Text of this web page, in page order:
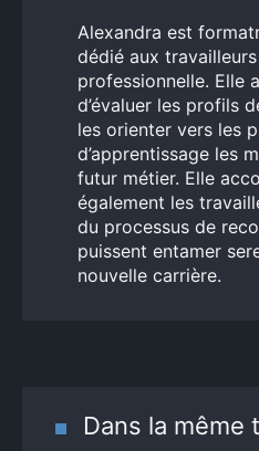
Alexandra est
dédié aux
professionnelle. Elle
d’évaluer les profils
les orienter vers les
d’apprentissage les
futur métier. Elle
également les
du processus de
puissent entamer
nouvelle carrière.
Dans la même